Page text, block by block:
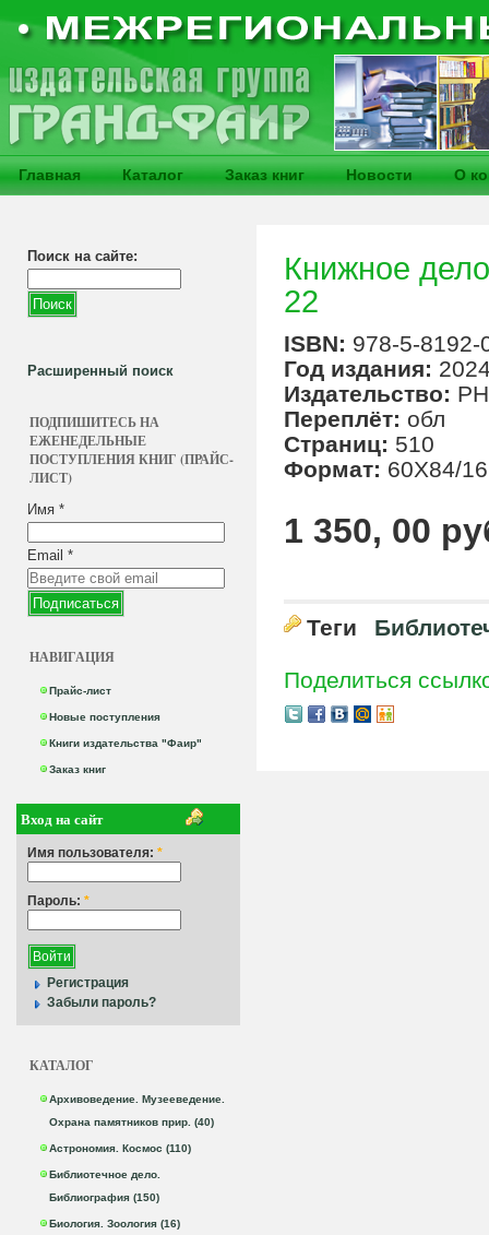
Главная Каталог Заказ книг Новости О
Поиск на сайте:
Расширенный поиск
ПОДПИШИТЕСЬ НА
ЕЖЕНЕДЕЛЬНЫЕ
ПОСТУПЛЕНИЯ КНИГ (ПРАЙС-
ЛИСТ)
Имя *
Email *
НАВИГАЦИЯ
Прайс-лист
Новые поступления
Книги издательства "Фаир"
Заказ книг
Вход на сайт
Имя пользователя: *
Пароль: *
Регистрация
Забыли пароль?
КАТАЛОГ
Архивоведение. Музееведение.
Охрана памятников прир. (40)
Астрономия. Космос (110)
Библиотечное дело.
Библиография (150)
Биология. Зоология (16)
Книжное
22
ISBN: 978-5-8192-
Год издания:
Издательство:
Переплёт: обл
Страниц: 510
Формат: 60Х84/16
1 350, 00
Теги
Поделиться